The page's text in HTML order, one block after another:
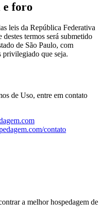
e foro
leis da República Federativa
termos será submetido
de São Paulo, com
privilegiado que seja.
de Uso, entre em contato
contato
a melhor hospedagem de